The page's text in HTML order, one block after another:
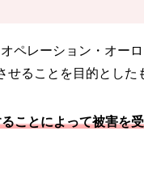
レーション・オー
ることを目的とした
ことによって被害を